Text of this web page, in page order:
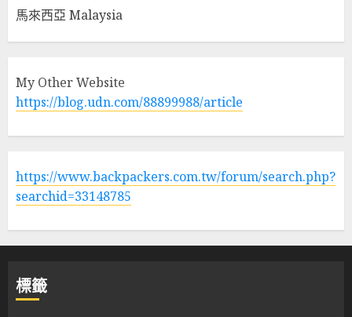
馬來西亞 Malaysia
My Other Website
https://blog.udn.com/88899988/article
https://www.backpackers.com.tw/forum/search.php?
searchid=33148785
標籤